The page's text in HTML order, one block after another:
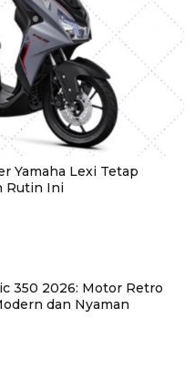
Yamaha Lexi Tetap
Rutin Ini
350 2026: Motor Retro
dan Nyaman